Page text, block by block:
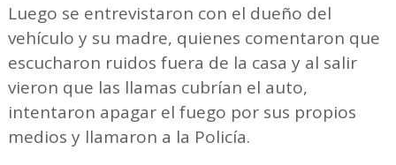
Luego se entrevistaron con el dueño del
vehículo y su madre, quienes comentaron que
escucharon ruidos fuera de la casa y al salir
vieron que las llamas cubrían el auto,
intentaron apagar el fuego por sus propios
medios y llamaron a la Policía.